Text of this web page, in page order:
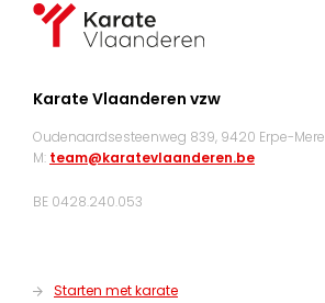
Karate Vlaanderen vzw
Oudenaardsesteenweg 839, 9420 Erpe-Mere
M: team@karatevlaanderen.be
BE 0428.240.053
Starten met karate